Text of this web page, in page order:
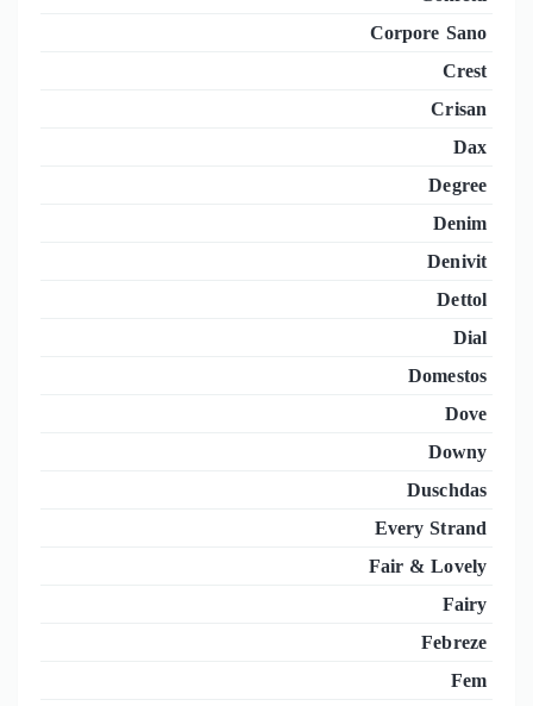
Corpore Sano
Crest
Crisan
Dax
Degree
Denim
Denivit
Dettol
Dial
Domestos
Dove
Downy
Duschdas
Every Strand
Fair & Lovely
Fairy
Febreze
Fem